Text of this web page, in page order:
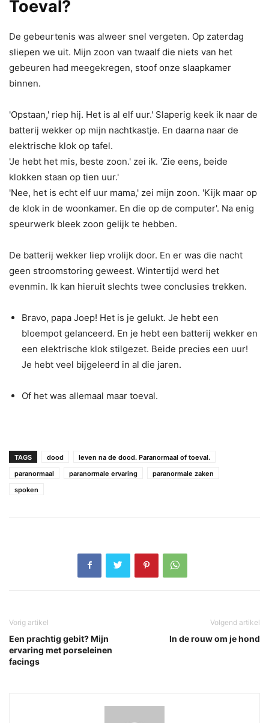
Toeval?
De gebeurtenis was alweer snel vergeten. Op zaterdag
sliepen we uit. Mijn zoon van twaalf die niets van het
gebeuren had meegekregen, stoof onze slaapkamer
binnen.
'Opstaan,' riep hij. Het is al elf uur.' Slaperig keek ik naar de
batterij wekker op mijn nachtkastje. En daarna naar de
elektrische klok op tafel.
'Je hebt het mis, beste zoon.' zei ik. 'Zie eens, beide
klokken staan op tien uur.'
'Nee, het is echt elf uur mama,' zei mijn zoon. 'Kijk maar op
de klok in de woonkamer. En die op de computer'. Na enig
speurwerk bleek zoon gelijk te hebben.
De batterij wekker liep vrolijk door. En er was die nacht
geen stroomstoring geweest. Wintertijd werd het
evenmin. Ik kan hieruit slechts twee conclusies trekken.
Bravo, papa Joep! Het is je gelukt. Je hebt een
bloempot gelanceerd. En je hebt een batterij wekker en
een elektrische klok stilgezet. Beide precies een uur!
Je hebt veel bijgeleerd in al die jaren.
Of het was allemaal maar toeval.
TAGS dood
leven na de dood. Paranormaal of toeval.
paranormaal
paranormale ervaring
paranormale zaken
spoken
Vorig artikel
Een prachtig gebit? Mijn
ervaring met porseleinen
facings
Volgend artikel
In de rouw om je hond